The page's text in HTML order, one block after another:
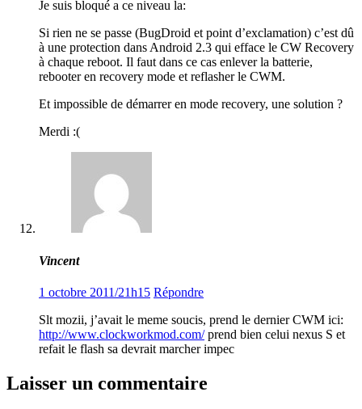
Je suis bloqué a ce niveau la:
Si rien ne se passe (BugDroid et point d’exclamation) c’est dû
à une protection dans Android 2.3 qui efface le CW Recovery
à chaque reboot. Il faut dans ce cas enlever la batterie,
rebooter en recovery mode et reflasher le CWM.
Et impossible de démarrer en mode recovery, une solution ?
Merdi :(
Vincent
1 octobre 2011/21h15 Répondre
Slt mozii, j’avait le meme soucis, prend le dernier CWM ici:
http://www.clockworkmod.com/prend bien celui nexus S et
refait le flash sa devrait marcher impec
Laisser un commentaire